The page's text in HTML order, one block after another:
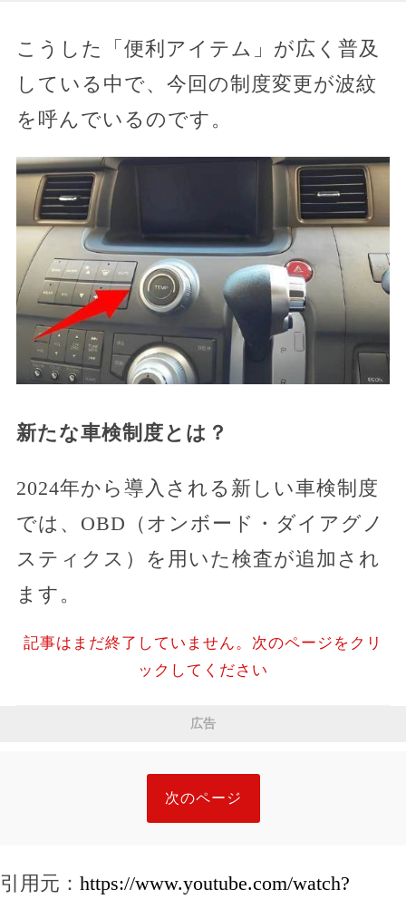
こうした「便利アイテム」が広く普及
している中で、今回の制度変更が波紋
を呼んでいるのです。
新たな車検制度とは？
2024年から導入される新しい車検制度
では、OBD（オンボード・ダイアグノ
スティクス）を用いた検査が追加され
ます。
記事はまだ終了していません。次のページをクリ
ックしてください
広告
次のページ
引用元： https://www.youtube.com/watch?